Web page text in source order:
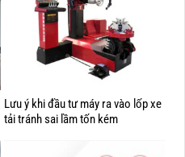
Lưu ý khi đầu tư máy ra vào lốp xe
tải tránh sai lầm tốn kém